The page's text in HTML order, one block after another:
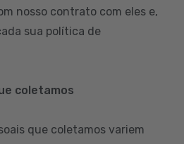
nosso contrato com eles e,
sua política de
coletamos
que coletamos variem